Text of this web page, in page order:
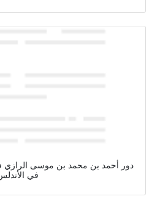
دور أحمد بن محمد بن موسى الرازي في
في